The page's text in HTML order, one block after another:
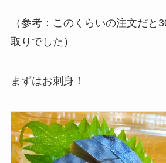
（参考：このくらいの注文だと
取りでした）
まずはお刺身！